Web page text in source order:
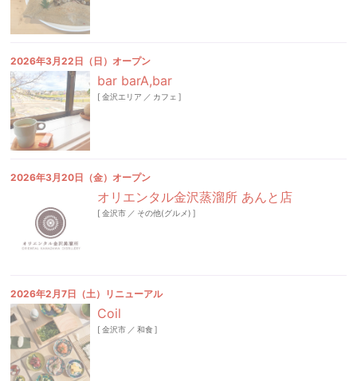
2026年3月22日（日）オープン
bar barA,bar
[金沢エリア ／ カフェ ]
2026年3月20日（金）オープン
オリエンタル金沢蒸溜所 あんと店
[金沢市 ／ その他(グルメ) ]
2026年2月7日（土）リニューアル
Coil
[金沢市 ／ 和食]